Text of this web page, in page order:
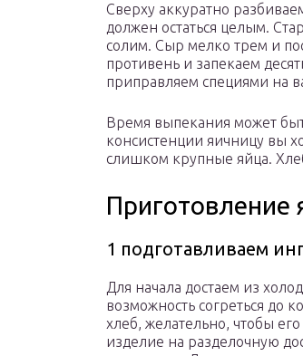
Сверху аккуратно
должен остаться целым.
солим. Сыр мелко трем и
противень и запекаем
приправляем специями на
Время выпекания может
консистенции яичницу вы
слишком крупные яйца.
Приготовление
1 подготавливаем
Для начала достаем из
возможность согреться до
хлеб, желательно, чтобы
изделие на разделочную